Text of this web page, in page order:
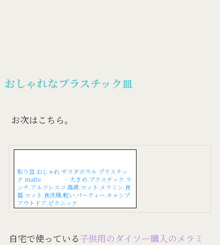
おしゃれなプラスチック皿
お次はこちら。
取り皿 おしゃれ サラダボウル プラスチッ
ク matte …大きめ.プラスチック.ラ
ンチ.アルフレスコ.高級.マット.メラミン.食
器.マット.食洗機.軽い.パーティー.キャンプ.
アウトドア.ピクニック
自宅で使っている子供用のダイソー購入のメラミ